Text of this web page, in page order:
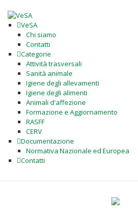
VeSA
Chi siamo
Contatti
Categorie
Attività trasversali
Sanità animale
Igiene degli allevamenti
Igiene degli alimenti
Animali d'affezione
Formazione e Aggiornamento
RASFF
CERV
Documentazione
Normativa Nazionale ed Europea
Contatti